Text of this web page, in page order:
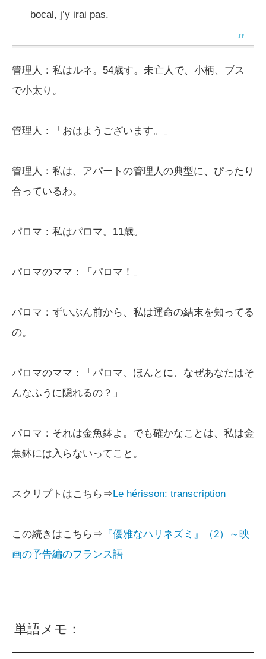
bocal, j’y irai pas.
管理人：私はルネ。54歳す。未亡人で、小柄、ブス
で小太り。
管理人：「おはようございます。」
管理人：私は、アパートの管理人の典型に、ぴったり
合っているわ。
パロマ：私はパロマ。11歳。
パロマのママ：「パロマ！」
パロマ：ずいぶん前から、私は運命の結末を知ってる
の。
パロマのママ：「パロマ、ほんとに、なぜあなたはそ
んなふうに隠れるの？」
パロマ：それは金魚鉢よ。でも確かなことは、私は金
魚鉢には入らないってこと。
スクリプトはこちら⇒Le hérisson: transcription
この続きはこちら⇒ 『優雅なハリネズミ』（2）～映
画の予告編のフランス語
単語メモ：